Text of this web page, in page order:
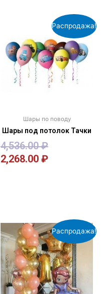
Распродажа!
Шары по поводу
Шары под потолок Тачки
4,536.00₽
2,268.00 ₽
Распродажа!